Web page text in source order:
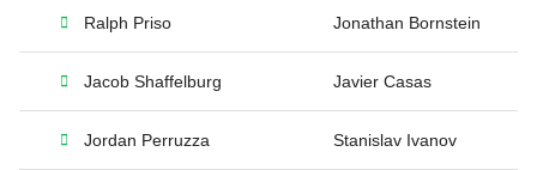
Ralph Priso Jonathan Bornstein
Jacob Shaffelburg Javier Casas
Jordan Perruzza Stanislav Ivanov